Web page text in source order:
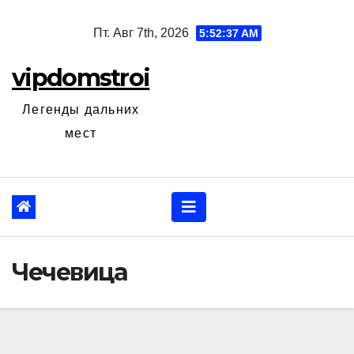
Пт. Авг 7th, 2026 5:52:38 AM
vipdomstroi
Легенды дальних
мест
Чечевица